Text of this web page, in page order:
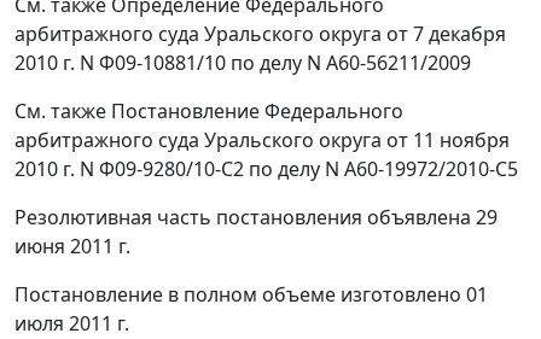
См. также ОпределениеФедерального
арбитражного суда Уральского округа от 7 декабря
2010 г. N Ф09-10881/10 по делу N А60-56211/2009
См. также ПостановлениеФедерального
арбитражного суда Уральского округа от 11 ноября
2010 г. N Ф09-9280/10-С2 по делу N А60-19972/2010-С5
Резолютивная часть постановления объявлена 29
июня 2011 г.
Постановление в полном объеме изготовлено 01
июля 2011 г.